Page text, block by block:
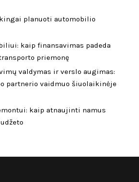
planuoti automobilio
kaip finansavimas padeda
priemonę
valdymas ir verslo augimas:
partnerio vaidmuo šiuolaikinėje
kaip atnaujinti namus